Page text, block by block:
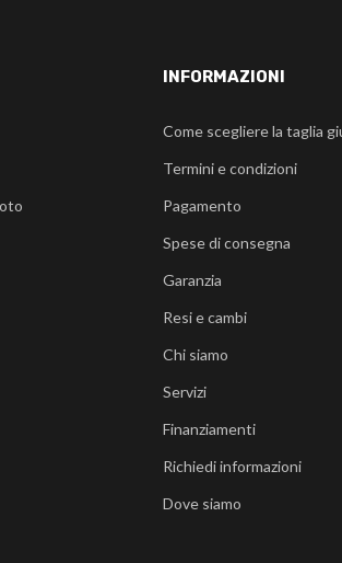
INFORMAZIONI
Come scegliere la taglia
Termini e condizioni
Pagamento
Spese di consegna
Garanzia
Resi e cambi
Chi siamo
Servizi
Finanziamenti
Richiedi informazioni
Dove siamo